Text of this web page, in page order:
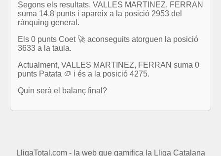
Segons els resultats, VALLES MARTINEZ, FERRAN
suma 14.8 punts i apareix a la posició 2953 del
rànquing general.
Els 0 punts Coet 🚀 aconseguits atorguen la posició
3633 a la taula.
Actualment, VALLES MARTINEZ, FERRAN suma 0
punts Patata 🥔 i és a la posició 4275.
Quin serà el balanç final?
LligaTotal.com - la web que gamifica la Lliga Catalana